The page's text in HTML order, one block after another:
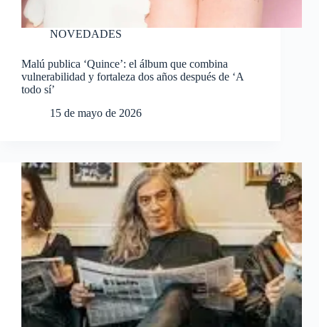
NOVEDADES
Malú publica ‘Quince’: el álbum que combina
vulnerabilidad y fortaleza dos años después de ‘A
todo sí’
15 de mayo de 2026